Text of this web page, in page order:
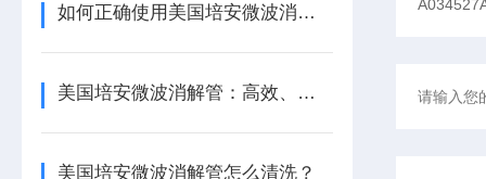
如何正确使用美国培安微波消解管进行样品消解？
美国培安微波消解管：高效、安全且环保的样品前处理解决方案
美国培安微波消解管怎么清洗？